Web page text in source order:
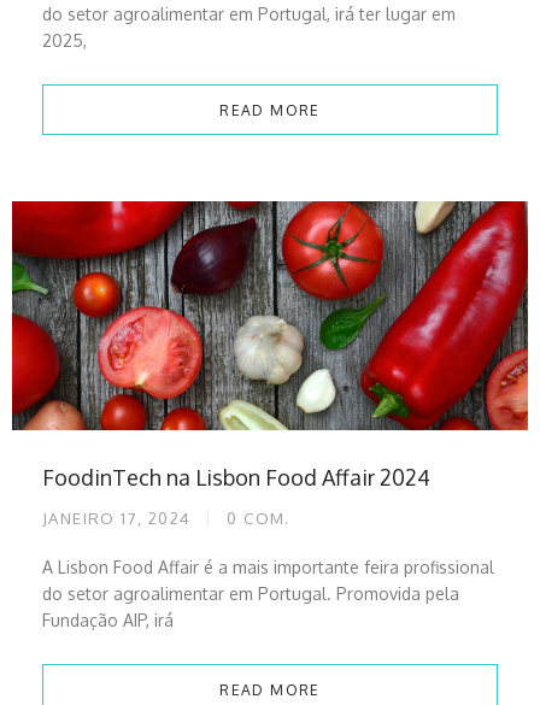
do setor agroalimentar em Portugal, irá ter lugar em
2025,
READ MORE
FoodinTech na Lisbon Food Affair 2024
JANEIRO 17, 2024 0 COM.
A Lisbon Food Affair é a mais importante feira profissional
do setor agroalimentar em Portugal. Promovida pela
Fundação AIP, irá
READ MORE